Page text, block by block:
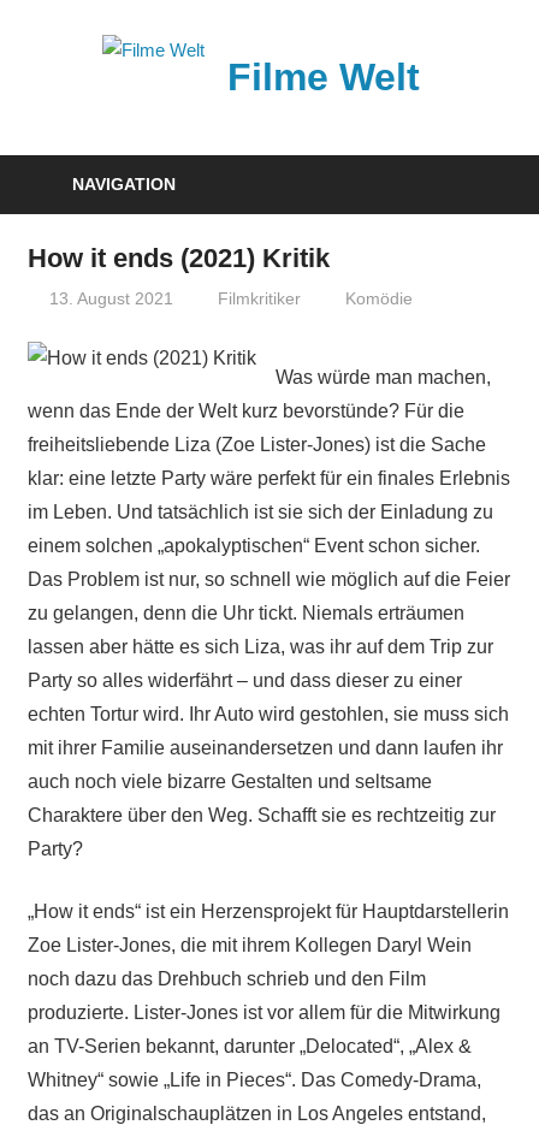
Filme Welt
aktuellen
Kinofilmen
NAVIGATION
How it ends (2021) Kritik
13. August 2021 Filmkritiker Komödie
Was würde man machen,
wenn das Ende der Welt kurz bevorstünde? Für die
freiheitsliebende Liza (Zoe Lister-Jones) ist die Sache
klar: eine letzte Party wäre perfekt für ein finales Erlebnis
im Leben. Und tatsächlich ist sie sich der Einladung zu
einem solchen „apokalyptischen“ Event schon sicher.
Das Problem ist nur, so schnell wie möglich auf die Feier
zu gelangen, denn die Uhr tickt. Niemals erträumen
lassen aber hätte es sich Liza, was ihr auf dem Trip zur
Party so alles widerfährt – und dass dieser zu einer
echten Tortur wird. Ihr Auto wird gestohlen, sie muss sich
mit ihrer Familie auseinandersetzen und dann laufen ihr
auch noch viele bizarre Gestalten und seltsame
Charaktere über den Weg. Schafft sie es rechtzeitig zur
Party?
„How it ends“ ist ein Herzensprojekt für Hauptdarstellerin
Zoe Lister-Jones, die mit ihrem Kollegen Daryl Wein
noch dazu das Drehbuch schrieb und den Film
produzierte. Lister-Jones ist vor allem für die Mitwirkung
an TV-Serien bekannt, darunter „Delocated“, „Alex &
Whitney“ sowie „Life in Pieces“. Das Comedy-Drama,
das an Originalschauplätzen in Los Angeles entstand,